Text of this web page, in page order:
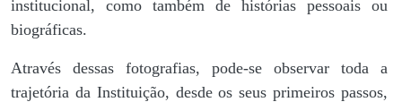
institucional, como também de histórias pessoais ou
biográficas.
Através dessas fotografias, pode-se observar toda a
trajetória da Instituição, desde os seus primeiros passos,